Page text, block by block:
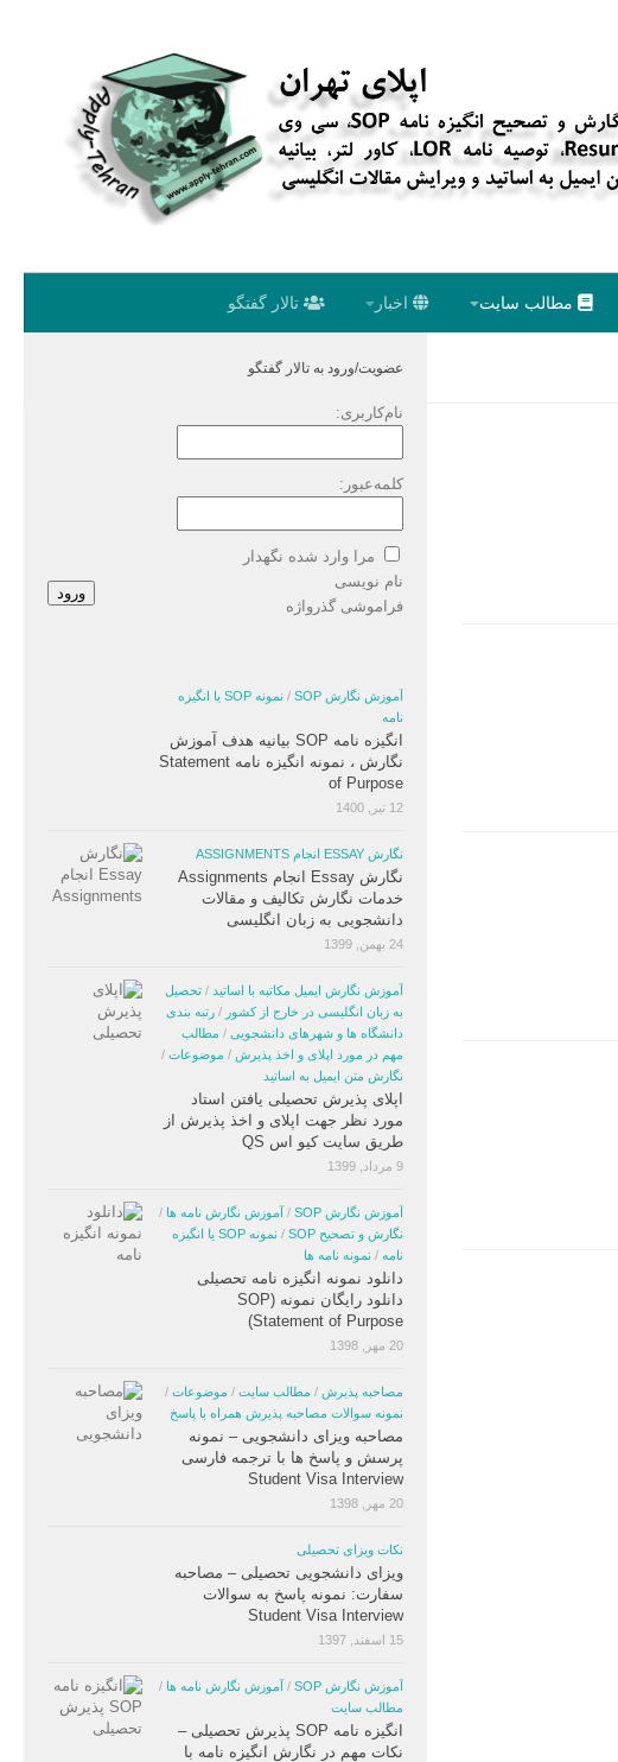
مطالب سایت اخبار تالار گفتگو
عضویت/ورود به تالار گفتگو
نام‌کاربری:
کلمه‌عبور:
مرا وارد شده نگهدار
ورود
نام نویسی
فراموشی گذرواژه
آموزش نگارش SOP /
نمونه SOP یا انگیزه
نامه
انگیزه نامه SOP بیانیه هدف آموزش
نگارش ، نمونه انگیزه نامه Statement
of Purpose
12 تیر, 1400
نگارش ESSAY انجام ASSIGNMENTS
نگارش Essay انجام Assignments
خدمات نگارش تکالیف و مقالات
دانشجویی به زبان انگلیسی
24 بهمن, 1399
آموزش نگارش ایمیل مکاتبه با اساتید / تحصیل
به زبان انگلیسی در خارج از کشور / رتبه بندی
دانشگاه ها و شهرهای دانشجویی / مطالب
مهم در مورد اپلای و اخذ پذیرش / موضوعات /
نگارش متن ایمیل به اساتید
اپلای پذیرش تحصیلی یافتن استاد
مورد نظر جهت اپلای و اخذ پذیرش از
طریق سایت کیو اس QS
9 مرداد, 1399
آموزش نگارش SOP / آموزش نگارش نامه ها /
نگارش و تصحیح SOP
/
نمونه SOP یا انگیزه
نامه / نمونه نامه ها
دانلود نمونه انگیزه نامه تحصیلی
دانلود رایگان نمونه (SOP
(Statement of Purpose
20 مهر, 1398
مصاحبه پذیرش / مطالب سایت / موضوعات /
نمونه سوالات مصاحبه پذیرش همراه با پاسخ
مصاحبه ویزای دانشجویی – نمونه
پرسش و پاسخ ها با ترجمه فارسی
Student Visa Interview
20 مهر, 1398
نکات ویزای تحصیلی
ویزای دانشجویی تحصیلی – مصاحبه
سفارت: نمونه پاسخ به سوالات
Student Visa Interview
15 اسفند, 1397
آموزش نگارش SOP / آموزش نگارش نامه ها /
مطالب سایت
انگیزه نامه SOP پذیرش تحصیلی –
نکات مهم در نگارش انگیزه نامه با